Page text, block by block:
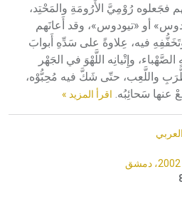
فجَعلوه رُوْمِيَّ الأَرُومَةِ والمَحْتِد،
أو «تيودوس»، وقد أَعانَهم
فيه، عِلاوةً على سَدِّهِ أَبوابَ
وإِتْيانِه اللَّهْوَ في الجَهْر
واللَّعِب، حتّى شَكَّ فيه مُحِبُّوْه،
عنها سَحائِبُه. اقرأ المزيد »